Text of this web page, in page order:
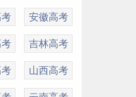
安徽高考
吉林高考
山西高考